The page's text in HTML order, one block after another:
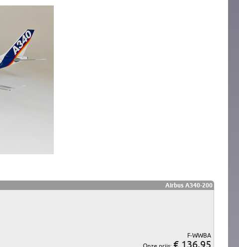
Airbus A340-200
F-WWBA
Onze prijs: € 136.95